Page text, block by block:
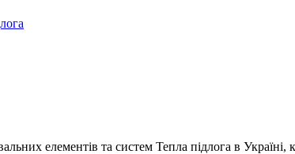
елементів та систем Тепла підлога в Україні,